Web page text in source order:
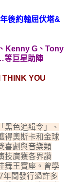
後約翰屈伏塔&
Kenny G、Tony
巨星助陣
YOU
黑色追緝令」、
得奧斯卡和金球
喜劇與音樂類
技廣獲各界讚
舞王寶座。曾學
年間發行過許多